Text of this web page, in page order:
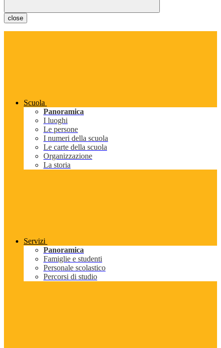
close
Scuola
Panoramica
I luoghi
Le persone
I numeri della scuola
Le carte della scuola
Organizzazione
La storia
Servizi
Panoramica
Famiglie e studenti
Personale scolastico
Percorsi di studio